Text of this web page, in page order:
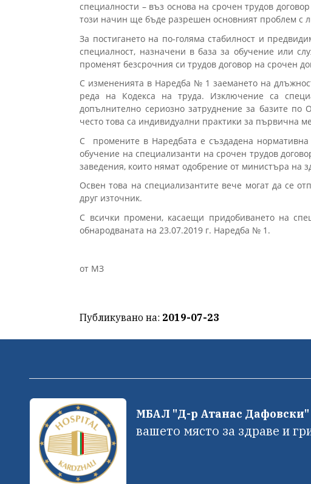
специалности – въз основа на срочен трудов
този начин ще бъде разрешен основният проблем с
За постигането на по-голяма стабилност и
специалност, назначени в база за обучение или
променят безсрочния си трудов договор на срочен
С измененията в Наредба № 1 заемането на
реда на Кодекса на труда. Изключение са
допълнително сериозно затруднение за базите
често това са индивидуални практики за първична
С промените в Наредбата е създадена
обучение на специализанти на срочен трудов
заведения, които нямат одобрение от министъра на
Освен това на специализантите вече могат да се
друг източник.
С всички промени, касаещи придобиването на
обнародваната на 23.07.2019 г. Наредба № 1.
от МЗ
Публикувано на: 2019-07-23
МБАЛ "Д-р Атанас
вашето място за здраве и